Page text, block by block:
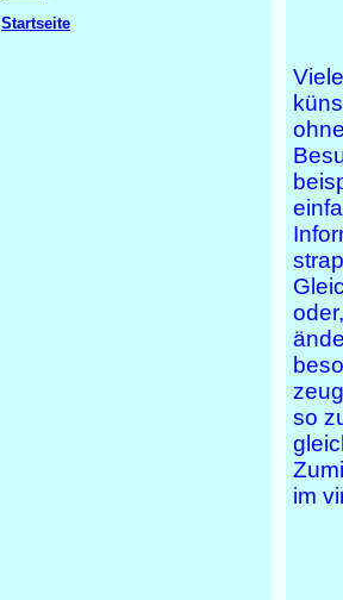
Startseite
so
im